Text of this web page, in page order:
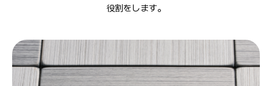
役割をします。